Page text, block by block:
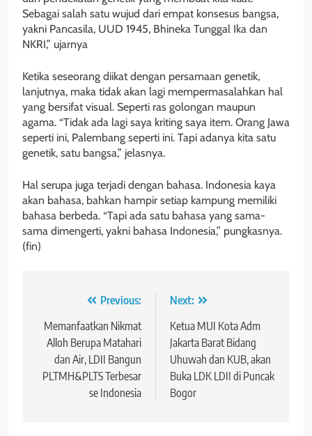
Sebagai salah satu wujud dari empat konsesus bangsa,
yakni Pancasila, UUD 1945, Bhineka Tunggal Ika dan
NKRI,” ujarnya
Ketika seseorang diikat dengan persamaan genetik,
lanjutnya, maka tidak akan lagi mempermasalahkan hal
yang bersifat visual. Seperti ras golongan maupun
agama. “Tidak ada lagi saya kriting saya item. Orang Jawa
seperti ini, Palembang seperti ini. Tapi adanya kita satu
genetik, satu bangsa,” jelasnya.
Hal serupa juga terjadi dengan bahasa. Indonesia kaya
akan bahasa, bahkan hampir setiap kampung memiliki
bahasa berbeda. “Tapi ada satu bahasa yang sama-
sama dimengerti, yakni bahasa Indonesia,” pungkasnya.
(fin)
Navigasi
pos
Previous:
Memanfaatkan Nikmat
Alloh Berupa Matahari
dan Air, LDII Bangun
PLTMH&PLTS Terbesar
se Indonesia
Next:
Ketua MUI Kota Adm
Jakarta Barat Bidang
Uhuwah dan KUB, akan
Buka LDK LDII di Puncak
Bogor